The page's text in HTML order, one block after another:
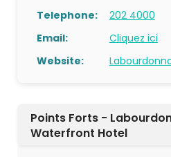
Telephone:
202 4000
Email:
Cliquez ici
Website:
Points Forts -
Waterfront Hotel